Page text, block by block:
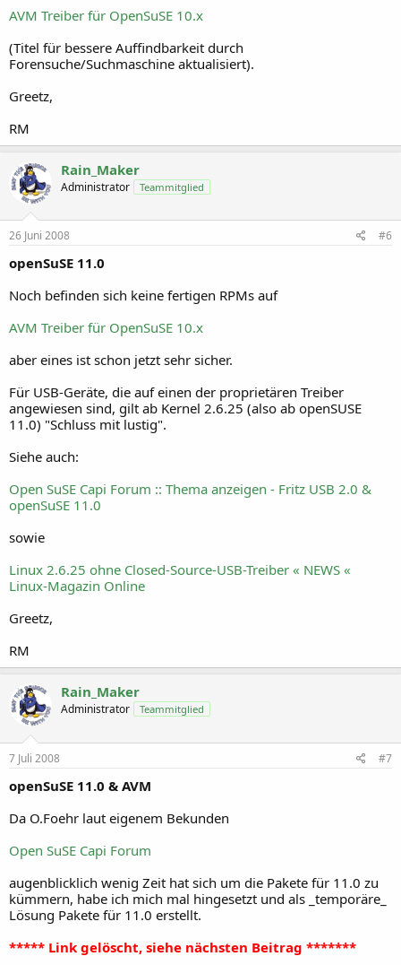
AVM Treiber für OpenSuSE 10.x
(Titel für bessere Auffindbarkeit durch
Forensuche/Suchmaschine aktualisiert).
Greetz,
RM
Rain_Maker
Administrator Teammitglied
26 Juni 2008 #6
openSuSE 11.0
Noch befinden sich keine fertigen RPMs auf
AVM Treiber für OpenSuSE 10.x
aber eines ist schon jetzt sehr sicher.
Für USB-Geräte, die auf einen der proprietären Treiber
angewiesen sind, gilt ab Kernel 2.6.25 (also ab openSUSE
11.0) "Schluss mit lustig".
Siehe auch:
Open SuSE Capi Forum :: Thema anzeigen - Fritz USB 2.0 &
openSuSE 11.0
sowie
Linux 2.6.25 ohne Closed-Source-USB-Treiber « NEWS «
Linux-Magazin Online
Greetz,
RM
Rain_Maker
Administrator Teammitglied
7 Juli 2008 #7
openSuSE 11.0 & AVM
Da O.Foehr laut eigenem Bekunden
Open SuSE Capi Forum
augenblicklich wenig Zeit hat sich um die Pakete für 11.0 zu
kümmern, habe ich mich mal hingesetzt und als _temporäre_
Lösung Pakete für 11.0 erstellt.
***** Link gelöscht, siehe nächsten Beitrag *******